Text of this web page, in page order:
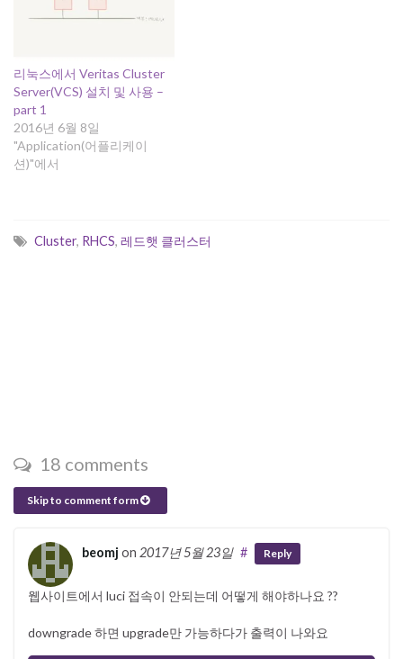
용하여 리눅스 HA 클러스터
하며, 클러스터에…
리눅스에서 Veritas Cluster
Server(VCS) 설치 및 사용 –
part 1
2016년 6월 8일
"Application(어플리케이
션)"에서
Cluster, RHCS, 레드햇 클러스터
18 comments
Skip to comment form
beomj on 2017년 5월 23일 # Reply
웹사이트에서 luci 접속이 안되는데 어떻게 해야하나요 ??
downgrade 하면 upgrade만 가능하다가 출력이 나와요